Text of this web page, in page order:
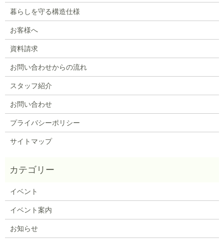
暮らしを守る構造仕様
お客様へ
資料請求
お問い合わせからの流れ
スタッフ紹介
お問い合わせ
プライバシーポリシー
サイトマップ
イベント
イベント案内
お知らせ